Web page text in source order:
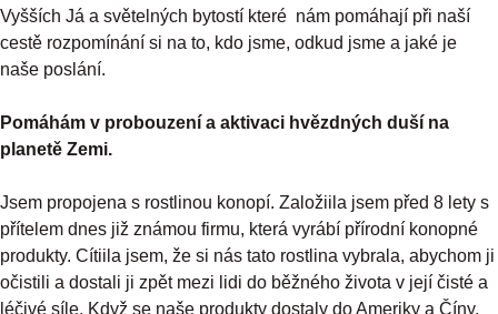
Vyšších Já a světelných bytostí které nám pomáhají při naší
cestě rozpomínání si na to, kdo jsme, odkud jsme a jaké je
naše poslání.
Pomáhám v probouzení a aktivaci hvězdných duší na
planetě Zemi.
Jsem propojena s rostlinou konopí. Založiila jsem před 8 lety s
přítelem dnes již známou firmu, která vyrábí přírodní konopné
produkty. Cítiila jsem, že si nás tato rostlina vybrala, abychom ji
očistili a dostali ji zpět mezi lidi do běžného života v její čisté a
léčivé síle. Když se naše produkty dostaly do Ameriky a Číny,